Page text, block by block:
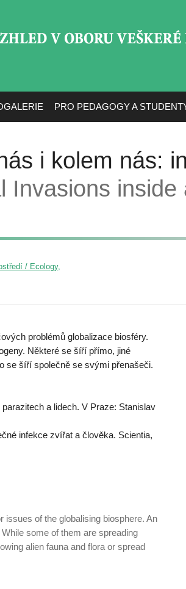
PRO PEDAGOGY A
i kolem nás:
Invasions inside
/ Ecology,
problémů globalizace biosféry.
Některé se šíří přímo, jiné
se šíří společně se svými přenašeči.
a lidech. V Praze: Stanislav
infekce zvířat a člověka. Scientia,
issues of the globalising biosphere. An
some of them are spreading
alien fauna and flora or spread